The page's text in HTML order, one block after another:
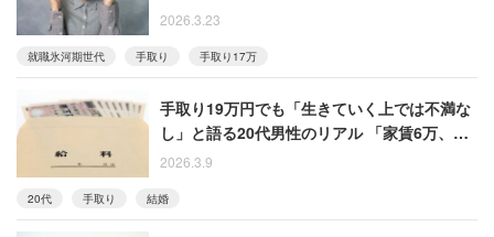
2026.3.23
就職氷河期世代 手取り 手取り17万
手取り19万円でも「生きていく上では不満な
し」と語る20代男性のリアル 「家賃6万、車
ローン1万、通信費5000円……」
2026.3.9
20代 手取り 結婚